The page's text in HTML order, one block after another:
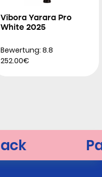
Vibora Yarara Pro
White 2025
Bewertung: 8.8
252.00€